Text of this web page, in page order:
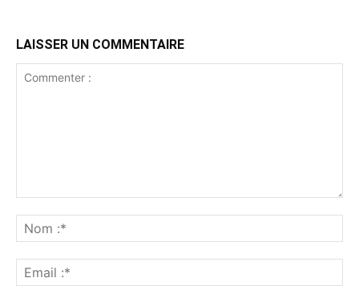
LAISSER UN COMMENTAIRE